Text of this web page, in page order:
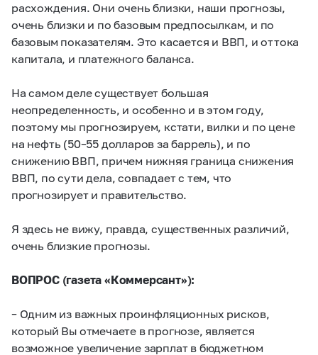
расхождения. Они очень близки, наши прогнозы,
очень близки и по базовым предпосылкам, и по
базовым показателям. Это касается и ВВП, и оттока
капитала, и платежного баланса.
На самом деле существует большая
неопределенность, и особенно и в этом году,
поэтому мы прогнозируем, кстати, вилки и по цене
на нефть (50–55 долларов за баррель), и по
снижению ВВП, причем нижняя граница снижения
ВВП, по сути дела, совпадает с тем, что
прогнозирует и правительство.
Я здесь не вижу, правда, существенных различий,
очень близкие прогнозы.
ВОПРОС (газета «Коммерсант»):
– Одним из важных проинфляционных рисков,
который Вы отмечаете в прогнозе, является
возможное увеличение зарплат в бюджетном